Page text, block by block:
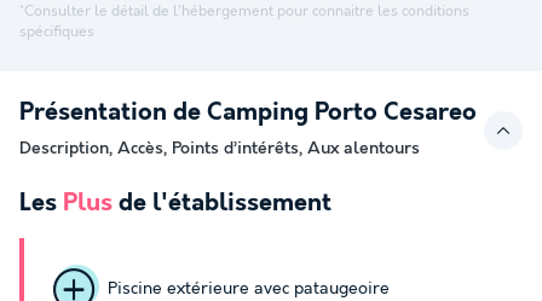
*Consulter le détail de l'hébergement pour connaitre les conditions
spécifiques
Présentation de Camping Porto Cesareo
Description, Accès, Points d’intérêts, Aux alentours
Les Plus de l'établissement
Piscine extérieure avec pataugeoire